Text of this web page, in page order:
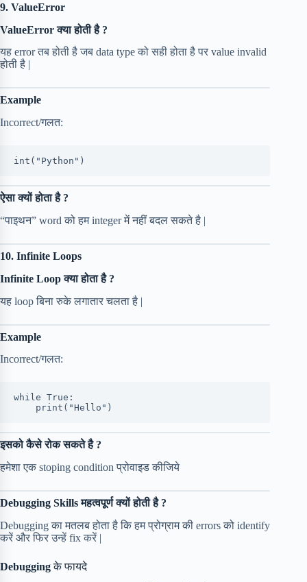
9. ValueError
ValueError क्या होती है ?
यह error तब होती है जब data type को सही होता है पर value invalid
होती है |
Example
Incorrect/गलत:
int("Python")
ऐसा क्यों होता है ?
“पाइथन” word को हम integer में नहीं बदल सकते है |
10. Infinite Loops
Infinite Loop क्या होता है ?
यह loop बिना रुके लगातार चलता है |
Example
Incorrect/गलत:
while True:
    print("Hello")
इसको कैसे रोक सकते है ?
हमेशा एक stoping condition प्रोवाइड कीजिये
Debugging Skills महत्वपूर्ण क्यों होती है ?
Debugging का मतलब होता है कि हम प्रोग्राम की errors को identify
करें और फिर उन्हें fix करें |
Debuggingके फायदे